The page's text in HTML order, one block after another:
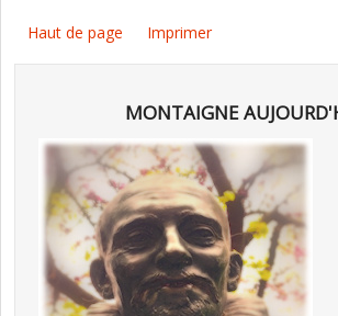
Haut de page Imprimer
MONTAIGNE